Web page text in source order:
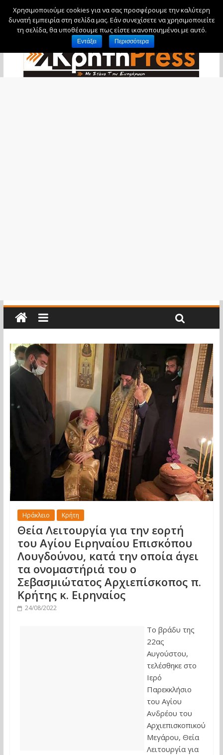
Σάββατο, 8 Αυγούστου, 2026
Ηράκλειο Κρήτη
Θεία Λειτουργία για την εορτή
του Αγίου Ειρηναίου Επισκόπου
Λουγδούνου, κατά την οποία άγει
τα ονομαστήριά του ο
Σεβασμιώτατος Αρχιεπίσκοπος π.
Κρήτης κ. Ειρηναίος
24/08/2022
Το βράδυ της
22ας
Αυγούστου,
τελέσθηκε στο
Ιερό
Παρεκκλήσιο
του Αγίου
Ανδρέου του
Αρχιεπισκοπικού
Μεγάρου, Θεία
Λειτουργία για
Χρησιμοποιούμε cookies για να σας προσφέρουμε την καλύτερη
δυνατή εμπειρία στη σελίδα μας. Εάν συνεχίσετε να χρησιμοποιείτε
τη σελίδα, θα υποθέσουμε πως είστε ικανοποιημένοι με αυτό.
Εντάξει Περισσότερα